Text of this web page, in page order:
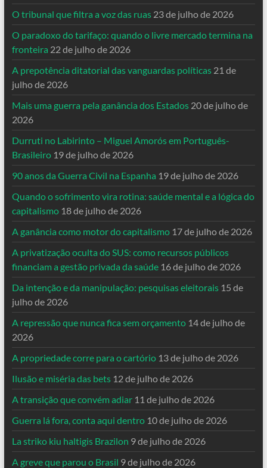
O tribunal que filtra a voz das ruas 23 de julho de 2026
O paradoxo do tarifaço: quando o livre mercado termina na
fronteira 22 de julho de 2026
A prepotência ditatorial das vanguardas políticas 21 de
julho de 2026
Mais uma guerra pela ganância dos Estados 20 de julho de
2026
Durruti no Labirinto – Miguel Amorós em Português-
Brasileiro 19 de julho de 2026
90 anos da Guerra Civil na Espanha 19 de julho de 2026
Quando o sofrimento vira rotina: saúde mental e a lógica do
capitalismo 18 de julho de 2026
A ganância como motor do capitalismo 17 de julho de 2026
A privatização oculta do SUS: como recursos públicos
financiam a gestão privada da saúde 16 de julho de 2026
Da intenção e da manipulação: pesquisas eleitorais 15 de
julho de 2026
A repressão que nunca fica sem orçamento 14 de julho de
2026
A propriedade corre para o cartório 13 de julho de 2026
Ilusão e miséria das bets 12 de julho de 2026
A transição que convém adiar 11 de julho de 2026
Guerra lá fora, conta aqui dentro 10 de julho de 2026
La striko kiu haltigis Brazilon 9 de julho de 2026
A greve que parou o Brasil 9 de julho de 2026